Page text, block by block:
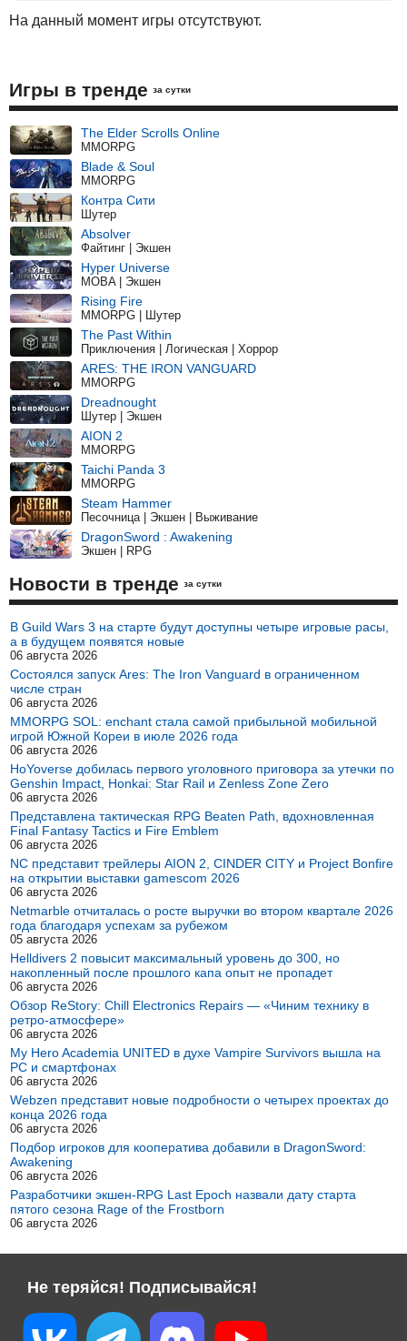
На данный момент игры отсутствуют.
Игры в тренде за сутки
The Elder Scrolls Online
MMORPG
Blade & Soul
MMORPG
Контра Сити
Шутер
Absolver
Файтинг | Экшен
Hyper Universe
MOBA | Экшен
Rising Fire
MMORPG | Шутер
The Past Within
Приключения | Логическая | Хоррор
ARES: THE IRON VANGUARD
MMORPG
Dreadnought
Шутер | Экшен
AION 2
MMORPG
Taichi Panda 3
MMORPG
Steam Hammer
Песочница | Экшен | Выживание
DragonSword : Awakening
Экшен | RPG
Новости в тренде за сутки
В Guild Wars 3 на старте будут доступны четыре игровые расы,
а в будущем появятся новые
06 августа 2026
Состоялся запуск Ares: The Iron Vanguard в ограниченном
числе стран
06 августа 2026
MMORPG SOL: enchant стала самой прибыльной мобильной
игрой Южной Кореи в июле 2026 года
06 августа 2026
HoYoverse добилась первого уголовного приговора за утечки по
Genshin Impact, Honkai: Star Rail и Zenless Zone Zero
06 августа 2026
Представлена тактическая RPG Beaten Path, вдохновленная
Final Fantasy Tactics и Fire Emblem
06 августа 2026
NC представит трейлеры AION 2, CINDER CITY и Project Bonfire
на открытии выставки gamescom 2026
06 августа 2026
Netmarble отчиталась о росте выручки во втором квартале 2026
года благодаря успехам за рубежом
05 августа 2026
Helldivers 2 повысит максимальный уровень до 300, но
накопленный после прошлого капа опыт не пропадет
06 августа 2026
Обзор ReStory: Chill Electronics Repairs — «Чиним технику в
ретро-атмосфере»
06 августа 2026
My Hero Academia UNITED в духе Vampire Survivors вышла на
PC и смартфонах
06 августа 2026
Webzen представит новые подробности о четырех проектах до
конца 2026 года
06 августа 2026
Подбор игроков для кооператива добавили в DragonSword:
Awakening
06 августа 2026
Разработчики экшен-RPG Last Epoch назвали дату старта
пятого сезона Rage of the Frostborn
06 августа 2026
Не теряйся! Подписывайся!